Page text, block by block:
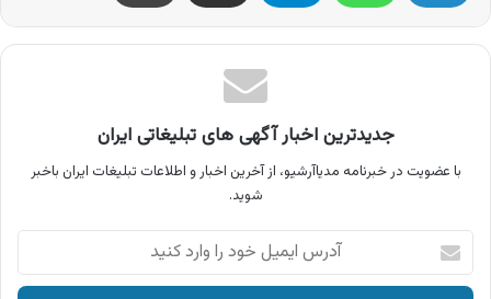
جدیدترین اخبار آگهی های تبلیغاتی ایران
با عضویت در خبرنامه مدیاآرشیو، از آخرین اخبار و اطلاعات تبلیغات ایران باخبر
شوید.
آدرس
ایمیل
خود